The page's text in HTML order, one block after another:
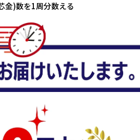
金)数を1周分数える